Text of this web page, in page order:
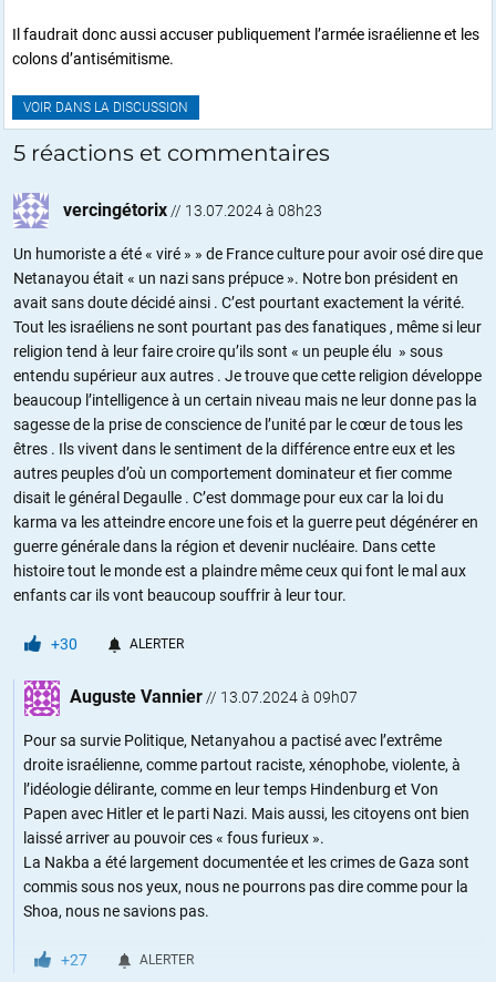
Il faudrait donc aussi accuser publiquement l’armée israélienne et les
colons d’antisémitisme.
VOIR DANS LA DISCUSSION
5 réactions et commentaires
vercingétorix // 13.07.2024 à 08h23
Un humoriste a été « viré » » de France culture pour avoir osé dire que
Netanayou était « un nazi sans prépuce ». Notre bon président en
avait sans doute décidé ainsi . C’est pourtant exactement la vérité.
Tout les israéliens ne sont pourtant pas des fanatiques , même si leur
religion tend à leur faire croire qu’ils sont « un peuple élu » sous
entendu supérieur aux autres . Je trouve que cette religion développe
beaucoup l’intelligence à un certain niveau mais ne leur donne pas la
sagesse de la prise de conscience de l’unité par le cœur de tous les
êtres . Ils vivent dans le sentiment de la différence entre eux et les
autres peuples d’où un comportement dominateur et fier comme
disait le général Degaulle . C’est dommage pour eux car la loi du
karma va les atteindre encore une fois et la guerre peut dégénérer en
guerre générale dans la région et devenir nucléaire. Dans cette
histoire tout le monde est a plaindre même ceux qui font le mal aux
enfants car ils vont beaucoup souffrir à leur tour.
+30 ALERTER
Auguste Vannier // 13.07.2024 à 09h07
Pour sa survie Politique, Netanyahou a pactisé avec l’extrême
droite israélienne, comme partout raciste, xénophobe, violente, à
l’idéologie délirante, comme en leur temps Hindenburg et Von
Papen avec Hitler et le parti Nazi. Mais aussi, les citoyens ont bien
laissé arriver au pouvoir ces « fous furieux ».
La Nakba a été largement documentée et les crimes de Gaza sont
commis sous nos yeux, nous ne pourrons pas dire comme pour la
Shoa, nous ne savions pas.
+27 ALERTER